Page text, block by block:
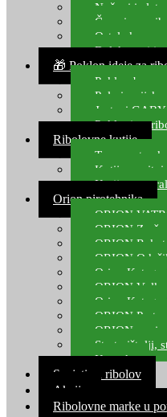
Noževi i alat
Čamci za
Ostala kamp
Dalekozori i
🎁 Poklon ideje za
Poklon bon
Polarizacijske
Jastuci
Pokloni za
Ribolovne kutije
Transportne
Kutije za sitni
Kutije za
Orion pirotehnika
ORION
ORION
ORION
ORION
Orion
ORION
Orion
ORION Party
ORION
Start pištolji,
Kontakt
Savjeti za ribolov
Akcija
Ribolovne marke u